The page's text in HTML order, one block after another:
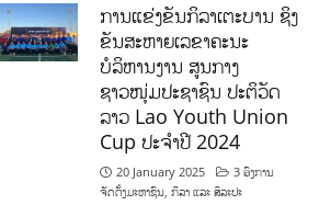
ການແຂ່ງຂັນກິລາເຕະບານ ຊິງ
ຂັນສະຫາຍເລຂາຄະນະ
ບໍລິຫານງານ ສູນກາງ
ຊາວໜຸ່ມປະຊາຊົນ ປະຕິວັດ
ລາວ Lao Youth Union
Cup ປະຈຳປີ 2024
20 January 2025
3 ອົງການ
ຈັດຕັ້ງມະຫາຊົນ ກິລາ ແລະ ສິລະປະ